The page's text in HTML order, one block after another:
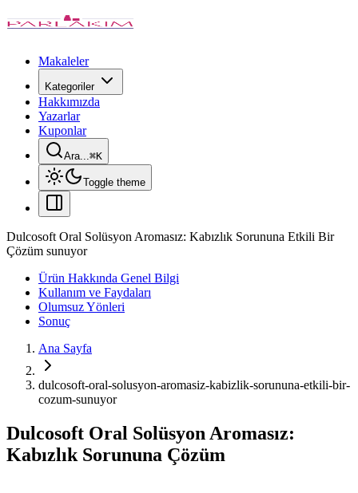
Makaleler
Kategoriler
Hakkımızda
Yazarlar
Kuponlar
Ara...⌘K
Toggle theme
Dulcosoft Oral Solüsyon Aromasız: Kabızlık Sorununa Etkili Bir
Çözüm sunuyor
Ürün Hakkında Genel Bilgi
Kullanım ve Faydaları
Olumsuz Yönleri
Sonuç
Ana Sayfa
dulcosoft-oral-solusyon-aromasiz-kabizlik-sorununa-etkili-bir-
cozum-sunuyor
Dulcosoft Oral Solüsyon Aromasız:
Kabızlık Sorununa Çözüm